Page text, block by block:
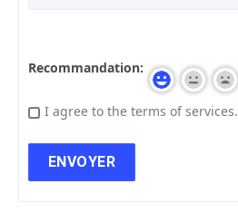
Recommandation:
I agree to the terms of services.